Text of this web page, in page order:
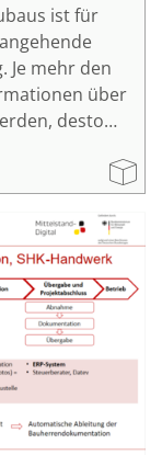
ist für
Je mehr den
über
desto
Das
Der
dass
an BiB
Methode zu